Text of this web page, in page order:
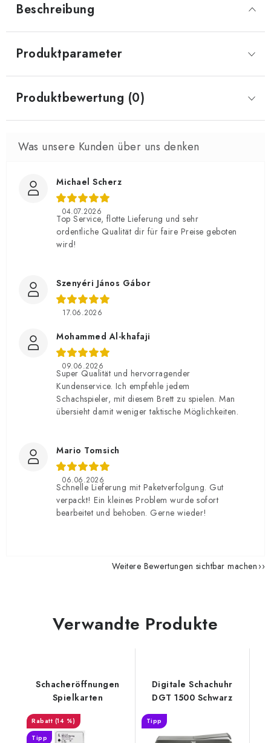
Beschreibung
Produktparameter
Produktbewertung (0)
Michael Scherz
04.07.2026
Top Service, flotte Lieferung und sehr
ordentliche Qualität dir für faire Preise geboten
wird!
Szenyéri János Gábor
17.06.2026
Mohammed Al-khafaji
09.06.2026
Super Qualität und hervorragender
Kundenservice. Ich empfehle jedem
Schachspieler, mit diesem Brett zu spielen. Man
übersieht damit weniger taktische Möglichkeiten.
Mario Tomsich
06.06.2026
Schnelle Lieferung mit Paketverfolgung. Gut
verpackt! Ein kleines Problem wurde sofort
bearbeitet und behoben. Gerne wieder!
Weitere Bewertungen sichtbar machen
Verwandte Produkte
Schacheröffnungen
Spielkarten
(14 %)
Tipp
Digitale Schachuhr
DGT 1500 Schwarz
Tipp